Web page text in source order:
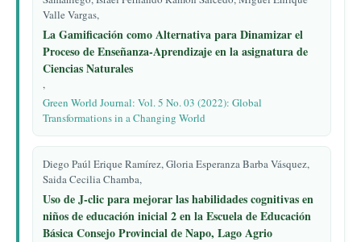
Valle Vargas,
La Gamificación como Alternativa para Dinamizar el
Proceso de Enseñanza-Aprendizaje en la asignatura de
Ciencias Naturales
,
Green World Journal: Vol. 5 No. 03 (2022): Global
Transformations in a Changing World
Diego Paúl Erique Ramírez, Gloria Esperanza Barba Vásquez,
Saida Cecilia Chamba,
Uso de J-clic para mejorar las habilidades cognitivas en
niños de educación inicial 2 en la Escuela de Educación
Básica Consejo Provincial de Napo, Lago Agrio